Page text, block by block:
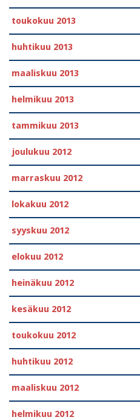
toukokuu 2013
huhtikuu 2013
maaliskuu 2013
helmikuu 2013
tammikuu 2013
joulukuu 2012
marraskuu 2012
lokakuu 2012
syyskuu 2012
elokuu 2012
heinäkuu 2012
kesäkuu 2012
toukokuu 2012
huhtikuu 2012
maaliskuu 2012
helmikuu 2012